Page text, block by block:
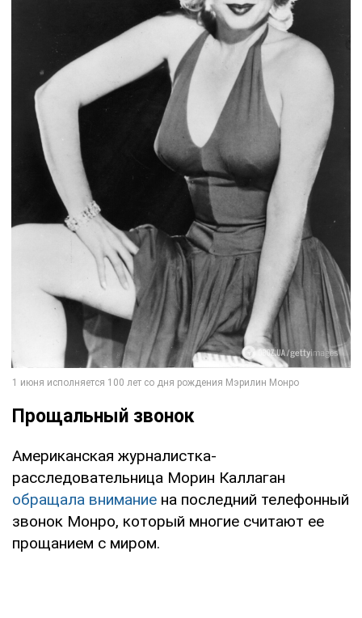
Прощальный звонок
Американская журналистка-
расследовательница Морин Каллаган
обращала внимание на последний телефонный
звонок Монро, который многие считают ее
прощанием с миром.